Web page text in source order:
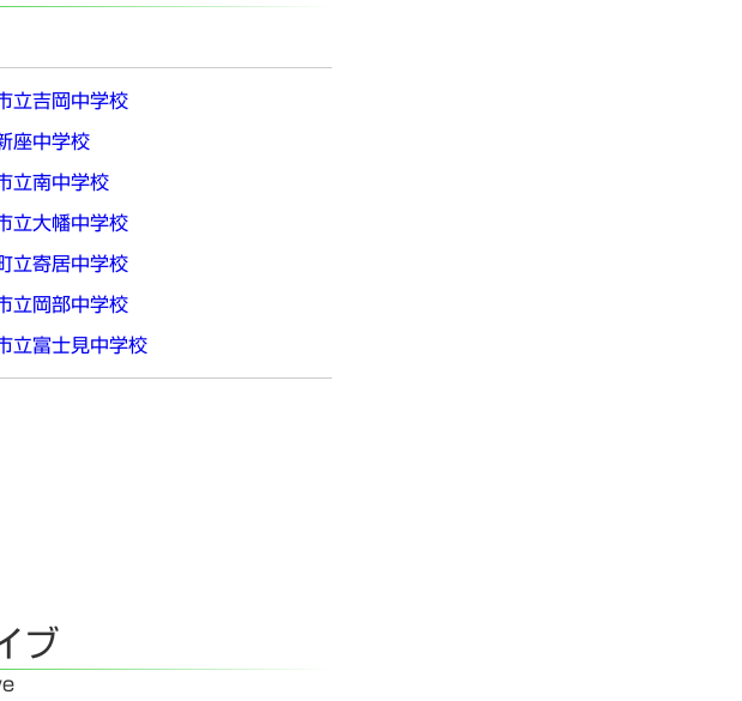
立吉岡中学校
座中学校
立南中学校
立大幡中学校
立寄居中学校
立岡部中学校
立富士見中学校
ブ